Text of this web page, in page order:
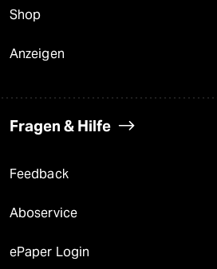
Shop
Anzeigen
Fragen & Hilfe
Feedback
Aboservice
ePaper Login